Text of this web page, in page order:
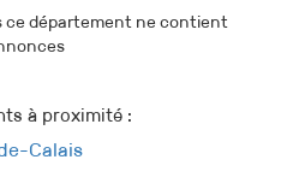
ce département ne contient
à proximité :
Calais